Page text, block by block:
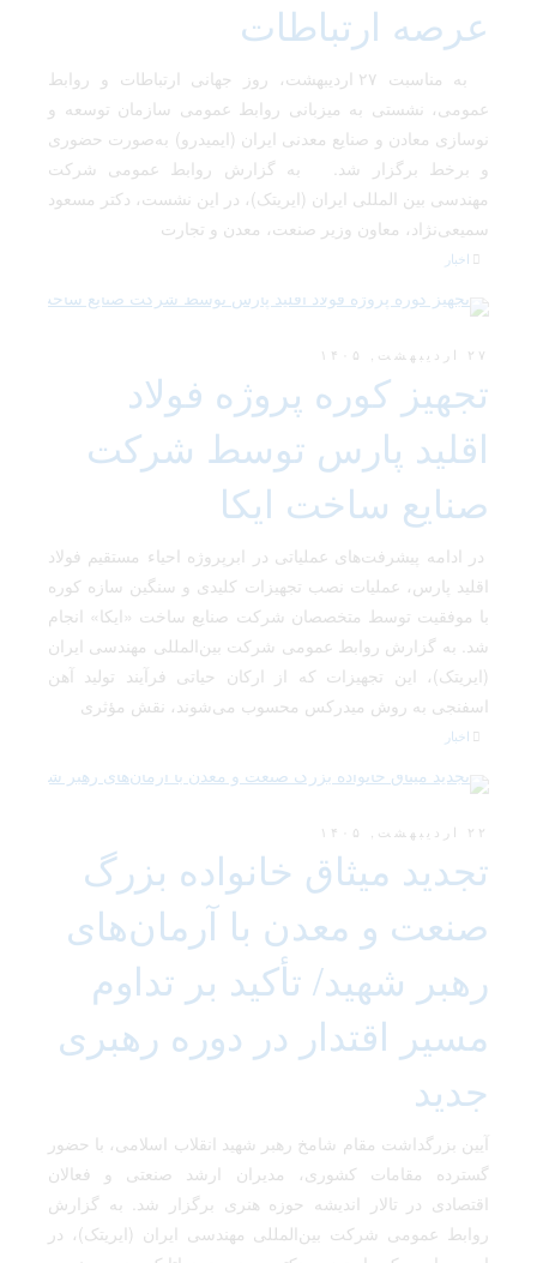
عرصه ارتباطات
به مناسبت ۲۷ اردیبهشت، روز جهانی ارتباطات و روابط
عمومی، نشستی به میزبانی روابط عمومی سازمان توسعه و
نوسازی معادن و صنایع معدنی ایران (ایمیدرو) به‌صورت حضوری
و برخط برگزار شد. به گزارش روابط عمومی شرکت
مهندسی بین المللی ایران (ایریتک)، در این نشست، دکتر مسعود
سمیعی‌نژاد، معاون وزیر صنعت، معدن و تجارت
اخبار
۲۷ اردیبهشت, ۱۴۰۵
تجهیز کوره پروژه فولاد
اقلید پارس توسط شرکت
صنایع ساخت ایکا
در ادامه پیشرفت‌های عملیاتی در ابرپروژه احیاء مستقیم فولاد
اقلید پارس، عملیات نصب تجهیزات کلیدی و سنگین سازه کوره
با موفقیت توسط متخصصان شرکت صنایع ساخت «ایکا» انجام
شد. به گزارش روابط عمومی شرکت بین‌المللی مهندسی ایران
(ایریتک)، این تجهیزات که از ارکان حیاتی فرآیند تولید آهن
اسفنجی به روش میدرکس محسوب می‌شوند، نقش مؤثری
اخبار
۲۲ اردیبهشت, ۱۴۰۵
تجدید میثاق خانواده بزرگ
صنعت و معدن با آرمان‌های
رهبر شهید/ تأکید بر تداوم
مسیر اقتدار در دوره رهبری
جدید
آیین بزرگداشت مقام شامخ رهبر شهید انقلاب اسلامی، با حضور
گسترده مقامات کشوری، مدیران ارشد صنعتی و فعالان
اقتصادی در تالار اندیشه حوزه هنری برگزار شد. به گزارش
روابط عمومی شرکت بین‌المللی مهندسی ایران (ایریتک)، در